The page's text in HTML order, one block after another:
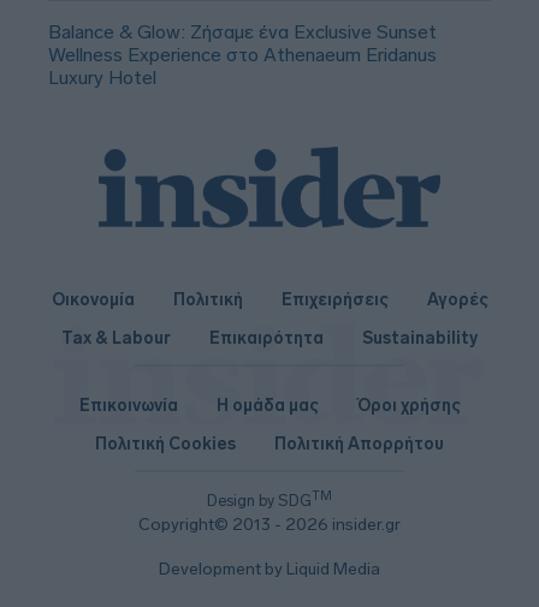
Balance & Glow: Ζήσαμε ένα Exclusive Sunset
Wellness Experience στο Athenaeum Eridanus
Luxury Hotel
Οικονομία Πολιτική Επιχειρήσεις
Αγορές
Tax & Labour
Επικαιρότητα Sustainability
Design by SDGTM
Copyright© 2013 - 2026 insider.gr
Επικοινωνία Η ομάδα μας
Όροι χρήσης
Πολιτική Cookies
Πολιτική Απορρήτου
Development by Liquid Media